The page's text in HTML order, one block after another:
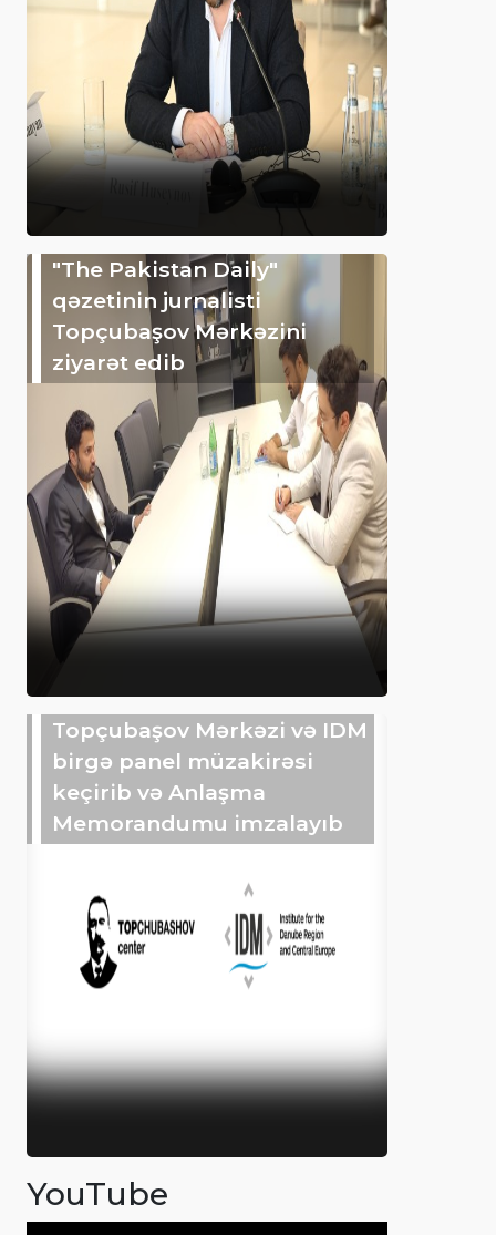
"The Pakistan Daily"
qəzetinin jurnalisti
Topçubaşov Mərkəzini
ziyarət edib
Topçubaşov Mərkəzi və IDM
birgə panel müzakirəsi
keçirib və Anlaşma
Memorandumu imzalayıb
YouTube